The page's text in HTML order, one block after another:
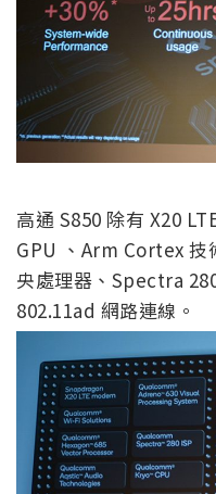
高通 S850 除有 X20
GPU 、Arm Cortex
央處理器、Spectra
802.11ad 網路連線。